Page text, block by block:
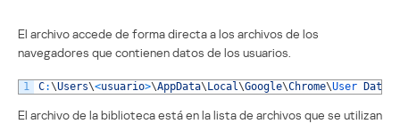
El archivo accede de forma directa a los archivos de los
navegadores que contienen datos de los usuarios.
1 C:\Users\<usuario>\AppData\ Local\Google\Chrome\User Data
El archivo de la biblioteca está en la lista de archivos que se utilizan